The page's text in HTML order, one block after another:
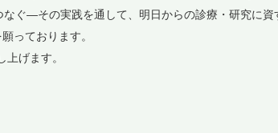
ぐ―その実践を通して、明日からの診療・研究に資
っております。
げます。